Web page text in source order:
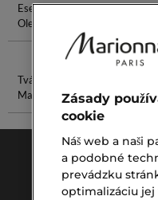
Esenciálne
Oleje Do Vody
Parfum Pre
Tvárová
Maska
Zásady
cookie
Náš web a naši
a podobné
prevádzku
optimalizáciu jej